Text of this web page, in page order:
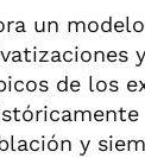
un
de los
y